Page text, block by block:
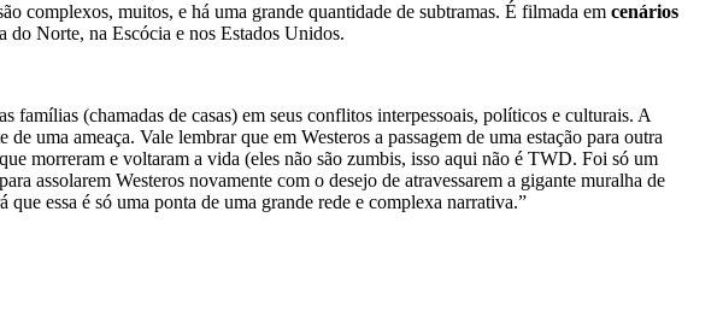
complexos, muitos, e há uma grande quantidade de subtramas. É filmada em cenários
do Norte, na Escócia e nos Estados Unidos.
famílias (chamadas de casas) em seus conflitos interpessoais, políticos e culturais. A
uma ameaça. Vale lembrar que em Westeros a passagem de uma estação para outra
morreram e voltaram a vida (eles não são zumbis, isso aqui não é TWD. Foi só um
assolarem Westeros novamente com o desejo de atravessarem a gigante muralha de
essa é só uma ponta de uma grande rede e complexa narrativa.”